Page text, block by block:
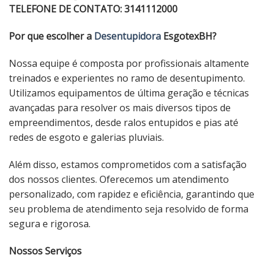
TELEFONE DE CONTATO: 3141112000
Por que escolher a Desentupidora EsgotexBH?
Nossa equipe é composta por profissionais altamente
treinados e experientes no ramo de desentupimento.
Utilizamos equipamentos de última geração e técnicas
avançadas para resolver os mais diversos tipos de
empreendimentos, desde ralos entupidos e pias até
redes de esgoto e galerias pluviais.
Além disso, estamos comprometidos com a satisfação
dos nossos clientes. Oferecemos um atendimento
personalizado, com rapidez e eficiência, garantindo que
seu problema de atendimento seja resolvido de forma
segura e rigorosa.
Nossos Serviços